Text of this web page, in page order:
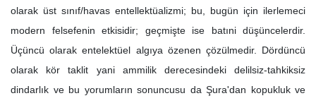
olarak üst sınıf/havas entellektüalizmi; bu, bugün için ilerlemeci
modern felsefenin etkisidir; geçmişte ise batıni düşüncelerdir.
Üçüncü olarak entelektüel algıya özenen çözülmedir. Dördüncü
olarak kör taklit yani ammilik derecesindeki delilsiz-tahkiksiz
dindarlık ve bu yorumların sonuncusu da Şura'dan kopukluk ve